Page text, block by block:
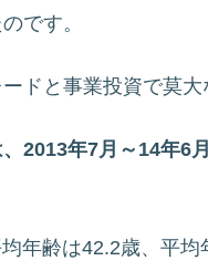
です。
ドと事業投資で莫大
2013年7月～14年6
年齢は42.2歳、平